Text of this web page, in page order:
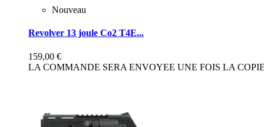
Nouveau
Revolver 13 joule Co2 T4E...
159,00 €
LA COMMANDE SERA ENVOYEE UNE FOIS LA